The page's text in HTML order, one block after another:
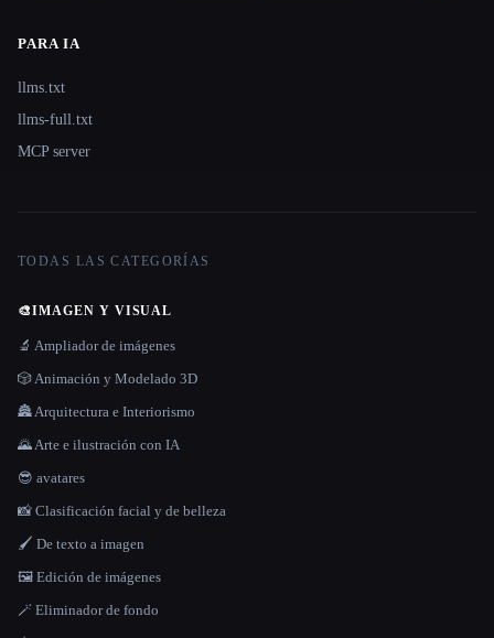
PARA IA
llms.txt
llms-full.txt
MCP server
TODAS LAS CATEGORÍAS
🎨IMAGEN Y VISUAL
🔬 Ampliador de imágenes
🎲 Animación y Modelado 3D
🏯 Arquitectura e Interiorismo
🌄 Arte e ilustración con IA
😎 avatares
📸 Clasificación facial y de belleza
🖌️ De texto a imagen
🖼️ Edición de imágenes
🪄 Eliminador de fondo